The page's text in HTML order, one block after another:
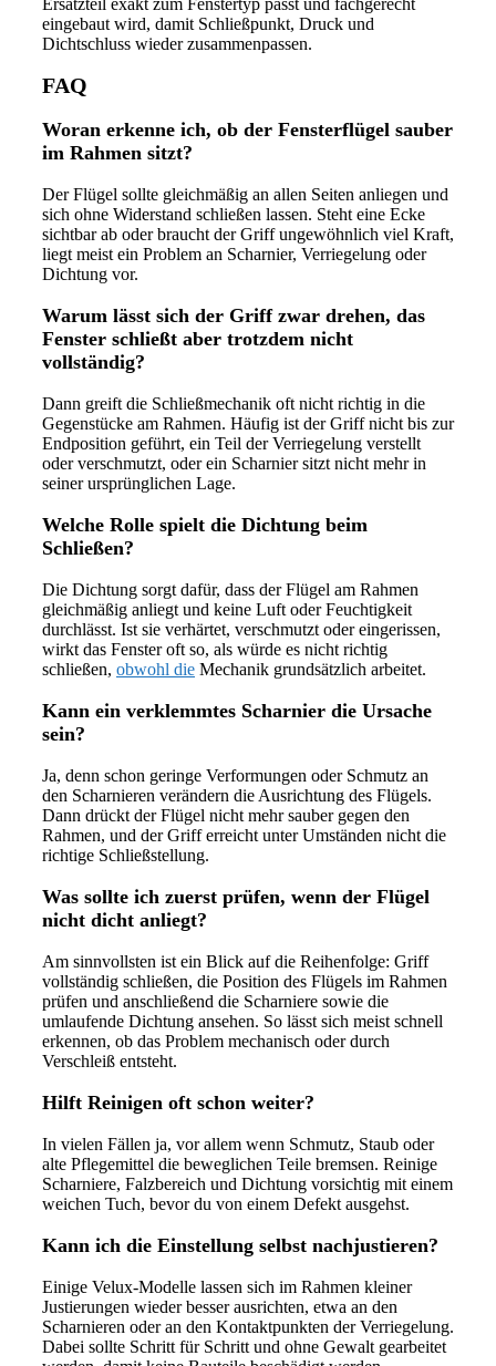
Ersatzteil exakt zum Fenstertyp passt und fachgerecht
eingebaut wird, damit Schließpunkt, Druck und
Dichtschluss wieder zusammenpassen.
FAQ
Woran erkenne ich, ob der Fensterflügel sauber
im Rahmen sitzt?
Der Flügel sollte gleichmäßig an allen Seiten anliegen und
sich ohne Widerstand schließen lassen. Steht eine Ecke
sichtbar ab oder braucht der Griff ungewöhnlich viel Kraft,
liegt meist ein Problem an Scharnier, Verriegelung oder
Dichtung vor.
Warum lässt sich der Griff zwar drehen, das
Fenster schließt aber trotzdem nicht
vollständig?
Dann greift die Schließmechanik oft nicht richtig in die
Gegenstücke am Rahmen. Häufig ist der Griff nicht bis zur
Endposition geführt, ein Teil der Verriegelung verstellt
oder verschmutzt, oder ein Scharnier sitzt nicht mehr in
seiner ursprünglichen Lage.
Welche Rolle spielt die Dichtung beim
Schließen?
Die Dichtung sorgt dafür, dass der Flügel am Rahmen
gleichmäßig anliegt und keine Luft oder Feuchtigkeit
durchlässt. Ist sie verhärtet, verschmutzt oder eingerissen,
wirkt das Fenster oft so, als würde es nicht richtig
schließen, obwohl die Mechanik grundsätzlich arbeitet.
Kann ein verklemmtes Scharnier die Ursache
sein?
Ja, denn schon geringe Verformungen oder Schmutz an
den Scharnieren verändern die Ausrichtung des Flügels.
Dann drückt der Flügel nicht mehr sauber gegen den
Rahmen, und der Griff erreicht unter Umständen nicht die
richtige Schließstellung.
Was sollte ich zuerst prüfen, wenn der Flügel
nicht dicht anliegt?
Am sinnvollsten ist ein Blick auf die Reihenfolge: Griff
vollständig schließen, die Position des Flügels im Rahmen
prüfen und anschließend die Scharniere sowie die
umlaufende Dichtung ansehen. So lässt sich meist schnell
erkennen, ob das Problem mechanisch oder durch
Verschleiß entsteht.
Hilft Reinigen oft schon weiter?
In vielen Fällen ja, vor allem wenn Schmutz, Staub oder
alte Pflegemittel die beweglichen Teile bremsen. Reinige
Scharniere, Falzbereich und Dichtung vorsichtig mit einem
weichen Tuch, bevor du von einem Defekt ausgehst.
Kann ich die Einstellung selbst nachjustieren?
Einige Velux-Modelle lassen sich im Rahmen kleiner
Justierungen wieder besser ausrichten, etwa an den
Scharnieren oder an den Kontaktpunkten der Verriegelung.
Dabei sollte Schritt für Schritt und ohne Gewalt gearbeitet